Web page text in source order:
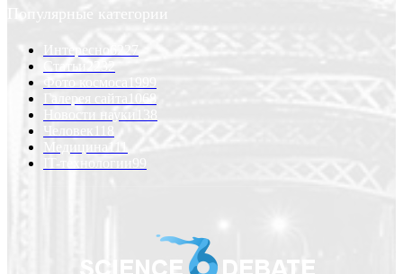
Популярные категории
Интересно
Статьи
Фото космоса
1999
Галерея сайта 1068
Новости науки
Человек
Медицина
IT-технологии99